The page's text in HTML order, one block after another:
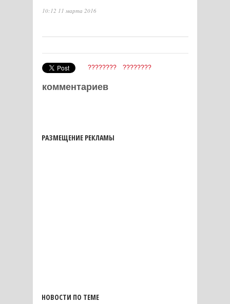
10:12 11 марта 2016
???????? ????????
комментариев
РАЗМЕЩЕНИЕ РЕКЛАМЫ
НОВОСТИ ПО ТЕМЕ